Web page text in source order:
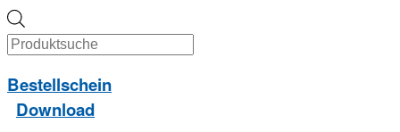
search
Bestellschein
Download